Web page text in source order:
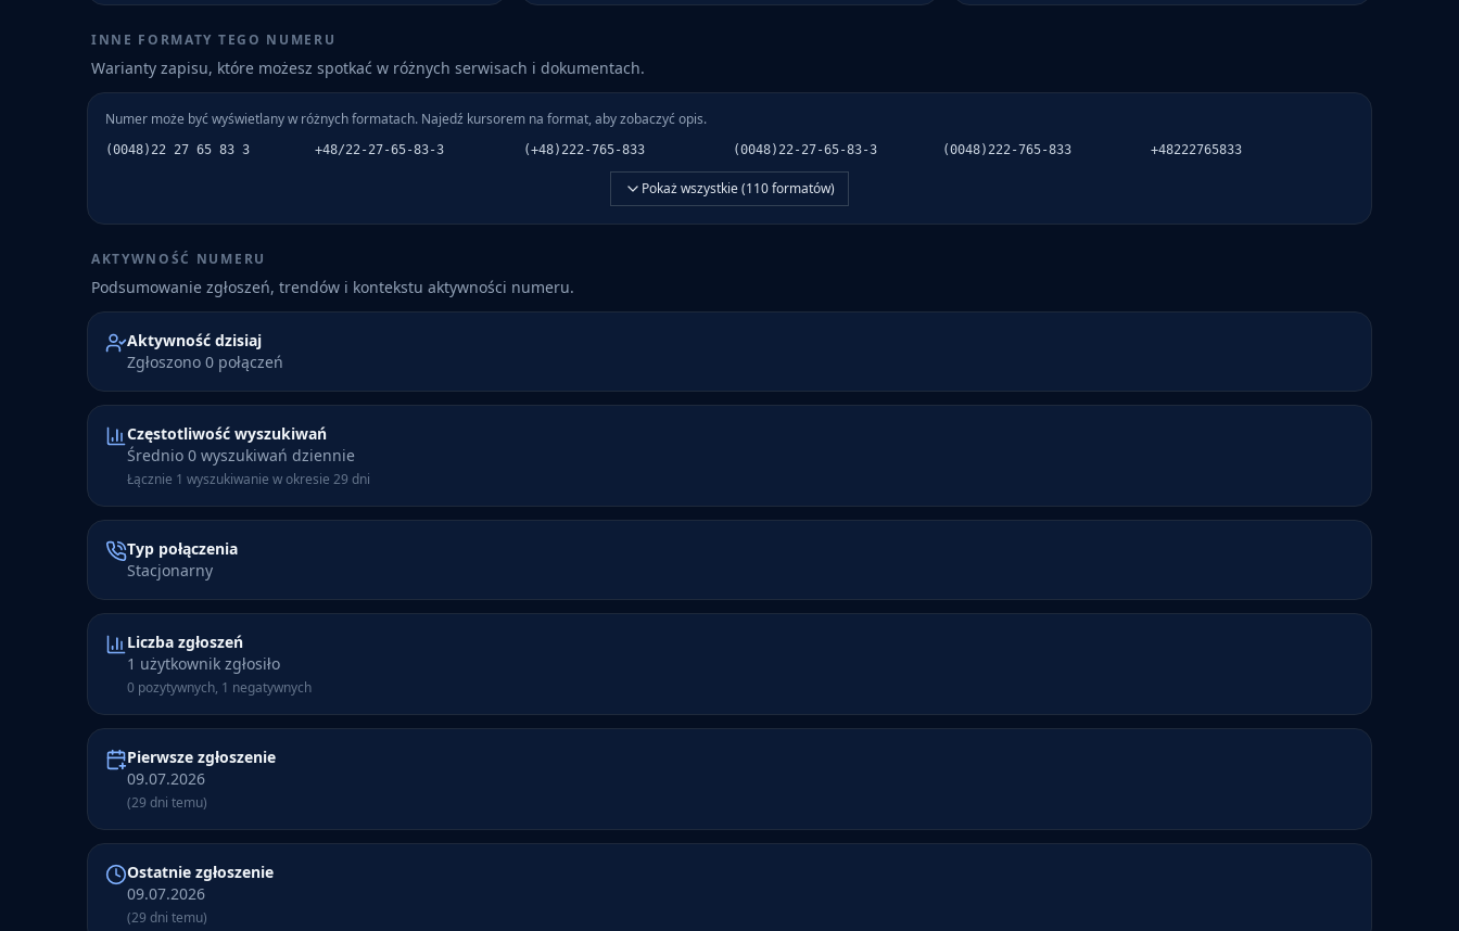
INNE FORMATY TEGO NUMERU
Warianty zapisu, które możesz spotkać w różnych serwisach i dokumentach.
Numer może być wyświetlany w różnych formatach. Najedź kursorem na format, aby zobaczyć opis.
(0048)22 27 65 83 3 +48/22-27-65-83-3 (+48)222-765-833 (0048)22-27-65-83-3 (0048)222-765-833 +48222765833
Pokaż wszystkie (110formatów)
AKTYWNOŚĆ NUMERU
Podsumowanie zgłoszeń, trendów i kontekstu aktywności numeru.
Aktywność dzisiaj
Zgłoszono 0 połączeń
Częstotliwość wyszukiwań
Średnio 0 wyszukiwań dziennie
Łącznie 1 wyszukiwanie w okresie 29 dni
Typ połączenia
Stacjonarny
Liczba zgłoszeń
1 użytkownik zgłosiło
0 pozytywnych, 1 negatywnych
Pierwsze zgłoszenie
09.07.2026
(29 dni temu)
Ostatnie zgłoszenie
09.07.2026
(29 dni temu)